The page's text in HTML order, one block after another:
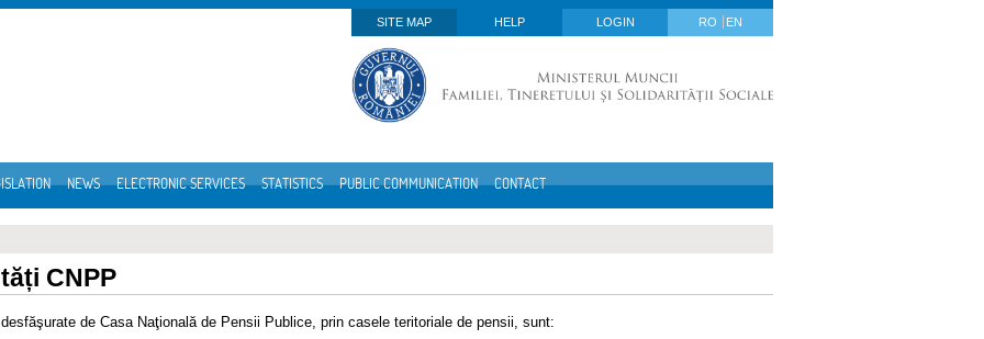
SITE MAP
HELP LOGIN RO EN
NEWS ELECTRONIC SERVICES STATISTICS PUBLIC COMMUNICATION CONTACT
CNPP
de Casa Naţională de Pensii Publice, prin casele teritoriale de pensii, sunt: